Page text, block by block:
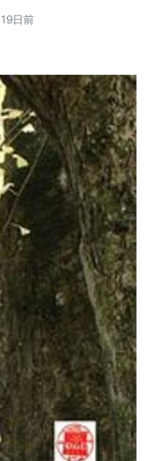
19日前